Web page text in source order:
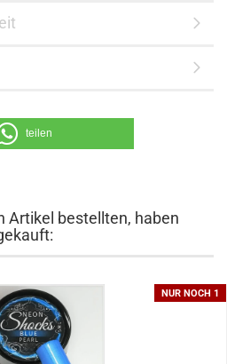
teilen
Artikel bestellten, haben
NUR NOCH 1